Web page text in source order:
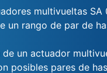
multivueltas SA
un rango de par de
un actuador
posibles pares de